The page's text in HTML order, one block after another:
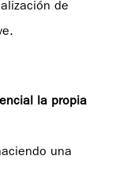
de
la propia
una